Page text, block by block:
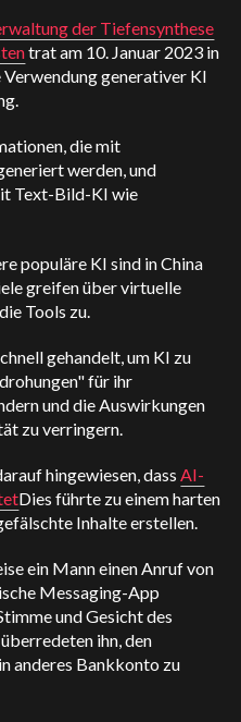
der Tiefensynthese
trat am 10. Januar 2023 in
generativer KI
die mit
werden, und
Text-Bild-KI wie
populäre KI sind in China
greifen über virtuelle
Tools zu.
gehandelt, um KI zu
für ihr
und die Auswirkungen
zu verringern.
hingewiesen, dassAI-
Dies führte zu einem harten
Inhalte erstellen.
ein Mann einen Anruf von
Messaging-App
und Gesicht des
ihn, den
anderes Bankkonto zu